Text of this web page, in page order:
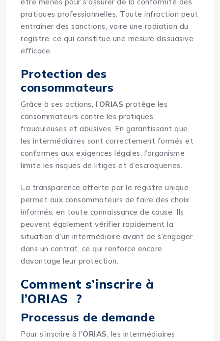
pratiques professionnelles. Toute infraction peut
entraîner des sanctions, voire une radiation du
registre, ce qui constitue une mesure dissuasive
efficace.
Protection des
consommateurs
Grâce à ses actions, l’ORIAS protège les
consommateurs contre les pratiques
frauduleuses et abusives. En garantissant que
les intermédiaires sont correctement formés et
conformes aux exigences légales, l’organisme
limite les risques de litiges et d’escroqueries.
La transparence offerte par le registre unique
permet aux consommateurs de faire des choix
informés, en toute connaissance de cause. Ils
peuvent également vérifier rapidement la
situation d’un intermédiaire avant de s’engager
dans un contrat, ce qui renforce encore
davantage leur protection.
Comment s’inscrire à
l’ORIAS ?
Processus de demande
Pour s’inscrire à l’ORIAS, les intermédiaires